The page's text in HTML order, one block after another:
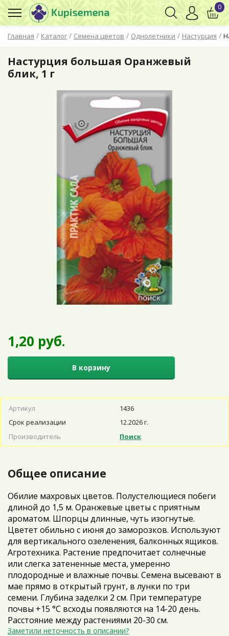
Главная / Каталог / Семена цветов / Однолетники / Настурция /
0
Настурция большая Оранжевый
блик, 1 г
1,20 руб.
В корзину
Артикул
1436
Срок реализации
12.2026 г.
Производитель
Поиск
Общее описание
Обилие махровых цветов. Полустелющиеся побеги
длиной до 1,5 м. Оранжевые цветы с приятным
ароматом. Шпорцы длинные, чуть изогнутые.
Цветет обильно с июня до заморозков. Используют
для вертикального озеленения, балконных ящиков.
Агротехника. Растение предпочитает солнечные
или слегка затененные места, умеренно
плодородные и влажные почвы. Семена высевают в
мае прямо в открытый грунт, в лунки по три
семени. Глубина заделки 2 см. При температуре
почвы +15 °C всходы появляются на 14-20 день.
Расстояние между растениями 20-30 см.
Заметили неточность в описании?